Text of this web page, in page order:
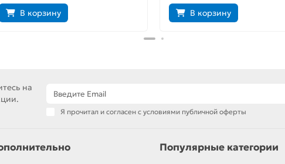
В корзину В корзину
на
Я прочитал и согласен с условиями публичной оферты
Популярные категории